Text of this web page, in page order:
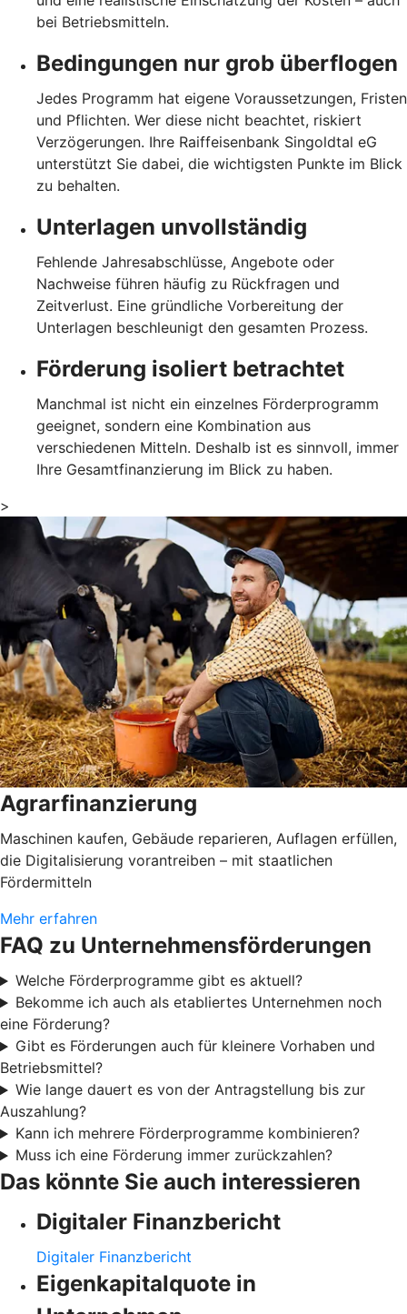
bei Betriebsmitteln.
Bedingungen nur grob überflogen
Jedes Programm hat eigene Voraussetzungen, Fristen
und Pflichten. Wer diese nicht beachtet, riskiert
Verzögerungen. Ihre Raiffeisenbank Singoldtal eG
unterstützt Sie dabei, die wichtigsten Punkte im Blick
zu behalten.
Unterlagen unvollständig
Fehlende Jahresabschlüsse, Angebote oder
Nachweise führen häufig zu Rückfragen und
Zeitverlust. Eine gründliche Vorbereitung der
Unterlagen beschleunigt den gesamten Prozess.
Förderung isoliert betrachtet
Manchmal ist nicht ein einzelnes Förderprogramm
geeignet, sondern eine Kombination aus
verschiedenen Mitteln. Deshalb ist es sinnvoll, immer
Ihre Gesamtfinanzierung im Blick zu haben.
>
Agrarfinanzierung
Maschinen kaufen, Gebäude reparieren, Auflagen erfüllen,
die Digitalisierung vorantreiben – mit staatlichen
Fördermitteln
Mehr erfahren
FAQ zu Unternehmensförderungen
Welche Förderprogramme gibt es aktuell?
Bekomme ich auch als etabliertes Unternehmen noch
eine Förderung?
Gibt es Förderungen auch für kleinere Vorhaben und
Betriebsmittel?
Wie lange dauert es von der Antragstellung bis zur
Auszahlung?
Kann ich mehrere Förderprogramme kombinieren?
Muss ich eine Förderung immer zurückzahlen?
Das könnte Sie auch interessieren
Digitaler Finanzbericht
Digitaler Finanzbericht
Eigenkapitalquote in